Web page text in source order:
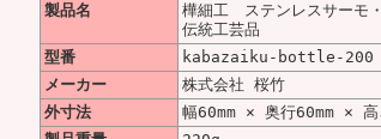
製品名
樺細工 ステンレスサーモ
伝統工芸品
型番
kabazaiku-bottle-200
メーカー
株式会社 桜竹
外寸法
幅60mm × 奥行60mm × 高